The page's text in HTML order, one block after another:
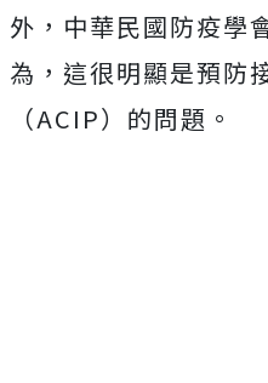
外，中華民國防疫學
為，這很明顯是預防
（ACIP）的問題。